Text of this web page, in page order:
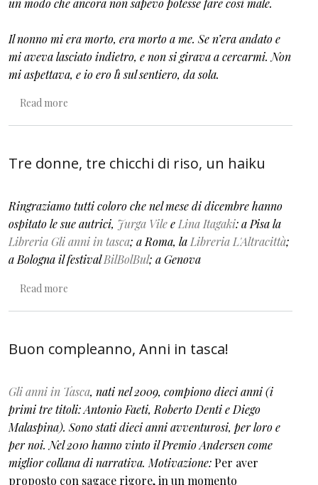
un modo che ancora non sapevo potesse fare così male.
Il nonno mi era morto, era morto a me. Se n’era andato e
mi aveva lasciato indietro, e non si girava a cercarmi. Non
mi aspettava, e io ero lì sul sentiero, da sola.
Read more
Tre donne, tre chicchi di riso, un haiku
Ringraziamo tutti coloro che nel mese di dicembre hanno
ospitato le sue autrici, Jurga VileeLina Itagaki: a Pisa la
Libreria Gli anni in tasca; a Roma, laLibreria L'Altracittà;
a Bologna il festivalBilBolBul; a Genova
Read more
Buon compleanno, Anni in tasca!
Gli anni in Tasca, nati nel 2009, compiono dieci anni (i
primi tre titoli: Antonio Faeti, Roberto Denti e Diego
Malaspina). Sono stati dieci anni avventurosi, per loro e
per noi. Nel 2010 hanno vinto il Premio Andersen come
miglior collana di narrativa. Motivazione: Per aver
proposto con sagace rigore, in un momento